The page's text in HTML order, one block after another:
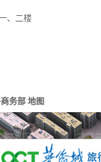
、二楼
务部 地图